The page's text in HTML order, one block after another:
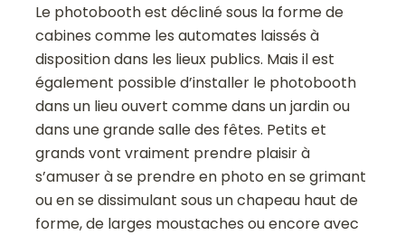
Le photobooth est décliné sous la forme de
cabines comme les automates laissés à
disposition dans les lieux publics. Mais il est
également possible d’installer le photobooth
dans un lieu ouvert comme dans un jardin ou
dans une grande salle des fêtes. Petits et
grands vont vraiment prendre plaisir à
s’amuser à se prendre en photo en se grimant
ou en se dissimulant sous un chapeau haut de
forme, de larges moustaches ou encore avec